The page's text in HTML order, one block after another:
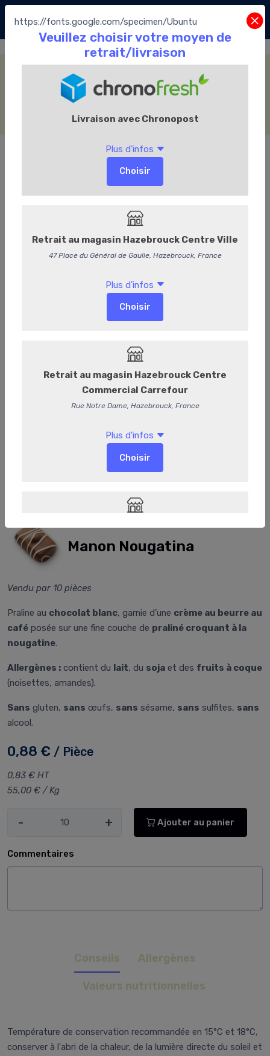
https://fonts.google.com/specimen/Ubuntu
Fourrage Crème au beurre
La Boutique
Manon Nougatina
Vendu par 10 pièces
Praline au chocolat blanc, garnie d’une crème au beurre au
café posée sur une fine couche de praliné croquant à la
nougatine.
Allergènes : contient du lait, du soja et des fruits à coque
(noisettes, amandes).
Sans gluten, sans œufs, sans sésame, sans sulfites, sans
alcool.
0,88 € / Pièce
0,83 € HT
55,00 € / Kg
- + Ajouter au panier
Commentaires
Conseils Allergènes
Valeurs nutritionnelles
Température de conservation recommandée en 15°C et 18°C,
conserver à l'abri de la chaleur, de la lumière directe du soleil et